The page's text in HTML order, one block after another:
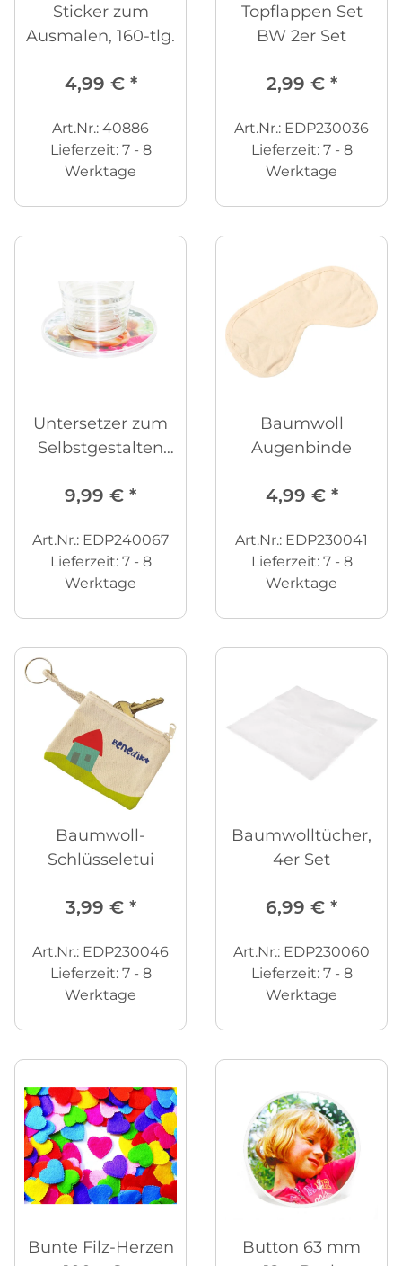
Sticker zum
Ausmalen, 160-tlg.
4,99 € *
Art.Nr.: 40886
Lieferzeit: 7 - 8
Werktage
Topflappen Set
BW 2er Set
2,99 € *
Art.Nr.: EDP230036
Lieferzeit: 7 - 8
Werktage
Untersetzer zum
Selbstgestalten
9,99 € *
Art.Nr.: EDP240067
Lieferzeit: 7 - 8
Werktage
Baumwoll
Augenbinde
4,99 € *
Art.Nr.: EDP230041
Lieferzeit: 7 - 8
Werktage
Baumwoll-
Schlüsseletui
3,99 € *
Art.Nr.: EDP230046
Lieferzeit: 7 - 8
Werktage
Baumwolltücher,
4er Set
6,99 € *
Art.Nr.: EDP230060
Lieferzeit: 7 - 8
Werktage
Bunte Filz-Herzen
Button 63 mm